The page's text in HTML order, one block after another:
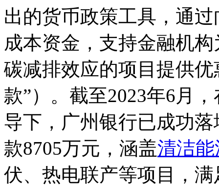
出的货币政策工具，通
成本资金，支持金融机构
碳减排效应的项目提供
款”）。截至2023年6月
导下，广州银行已成功
款8705万元，涵盖清洁能
伏、热电联产等项目，